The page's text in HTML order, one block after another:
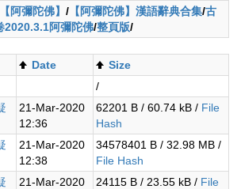
【阿彌陀佛】 / 【阿彌陀佛】漢語辭典合集/古
2020.3.1阿彌陀佛/整頁版/
Date
Size
/
21-Mar-2020
12:36
62201 B / 60.74 kB / File
Hash
21-Mar-2020
12:38
34578401 B / 32.98 MB /
File Hash
21-Mar-2020
24115 B / 23.55 kB / File